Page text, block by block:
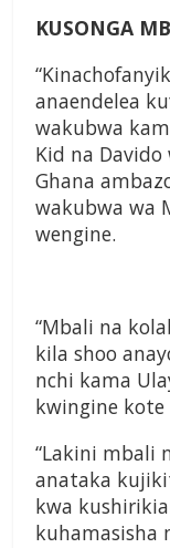
KUSONGA
anaendelea
wakubwa
Kid na Davido
Ghana
wakubwa wa
wengine.
“Mbali na
kila shoo
nchi kama
kwingine kote
“Lakini mbali
anataka
kwa
kuhamasisha